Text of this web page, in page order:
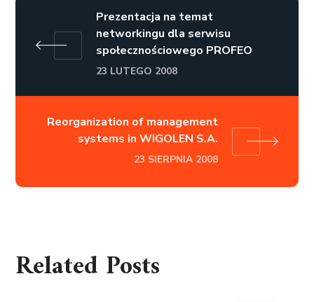
Prezentacja na temat
networkingu dla serwisu
społecznościowego PROFEO
23 LUTEGO 2008
Reorganization of management
systems in WIGOLEN S.A.
23 SIERPNIA 2008
Related Posts